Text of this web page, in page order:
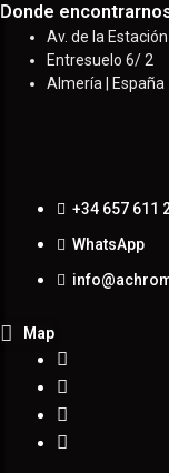
Donde
Av. de la Estación
Entresuelo 6/ 2
Almería | España
+34 657 611
WhatsApp
Map